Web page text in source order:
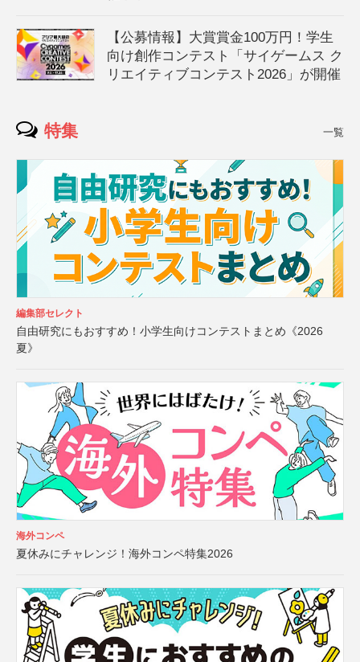
【公募情報】大賞賞金100万円！学生
向け創作コンテスト「サイゲームス ク
リエイティブコンテスト2026」が開催
特集 一覧
編集部セレクト
自由研究にもおすすめ！小学生向けコンテストまとめ《2026
夏》
海外コンペ
夏休みにチャレンジ！海外コンペ特集2026